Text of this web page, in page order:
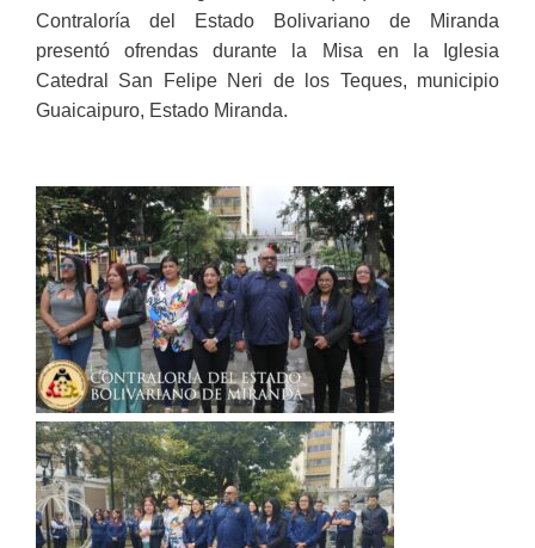
Contraloría del Estado Bolivariano de Miranda
presentó ofrendas durante la Misa en la Iglesia
Catedral San Felipe Neri de los Teques, municipio
Guaicaipuro, Estado Miranda.